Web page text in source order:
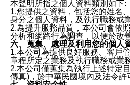
本聲明所指之個人資料類別如下:
1.您提供之資料，包括您的姓名
身分之個人資料，及執行職務或
2.為提升服務品質，本公司會依
分析和網路行為調查，以便於改
六、蒐集、處理及利用您的個人
1.本公司為提供良好服務、客戶
章程所定之業務及執行職務或業
2.本公司僅蒐集為執行上述特定
傳真)，於中華民國境內及法令